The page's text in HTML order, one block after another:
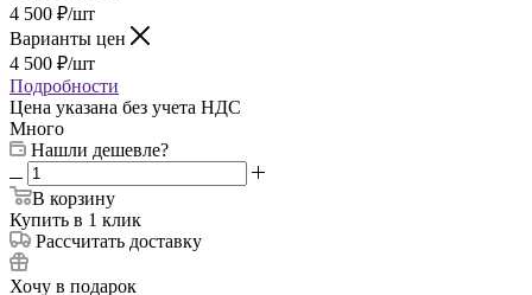
4 500 ₽/шт
Варианты цен
4 500 ₽/шт
Подробности
Цена указана без учета НДС
Много
Нашли дешевле?
В корзину
Купить в 1 клик
Рассчитать доставку
Хочу в подарок